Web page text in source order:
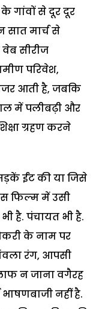
गांवों से दूर दूर
मार्च से
वेब सीरीज
परिवेश,
आती है, जबकि
में पलीबढ़ी और
ग्रहण करने
ईंट की या जिसे
फिल्म में उसी
है. पंचायत भी है.
के नाम पर
रंग, आपसी
न जाना वगैरह
नहीं है.